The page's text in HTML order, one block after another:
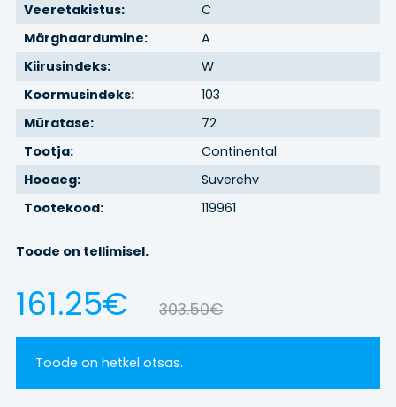
Rehvihotell
BRONEERI
REHVIVAHETUS
KONTAKT
Veeretakistus:
C
Märghaardumine:
A
Kiirusindeks:
W
Koormusindeks:
103
Müratase:
72
Tootja:
Continental
Hooaeg:
Suverehv
Tootekood:
119961
Toode on tellimisel.
161.25€ 303.50€
Toode on hetkel otsas.